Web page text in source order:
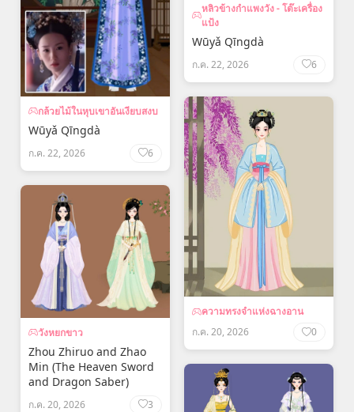
หลิวข้างกำแพงวัง - โต๊ะเครื่อง
แป้ง
Wūyǎ Qīngdà
ก.ค. 22, 2026 6
กล้วยไม้ในหุบเขาอันเงียบสงบ
Wūyǎ Qīngdà
ก.ค. 22, 2026 6
ความทรงจำแห่งฉางอาน
ก.ค. 20, 2026
0
วังหยกขาว
Zhou Zhiruo and Zhao
Min (The Heaven Sword
and Dragon Saber)
ก.ค. 20, 2026 3